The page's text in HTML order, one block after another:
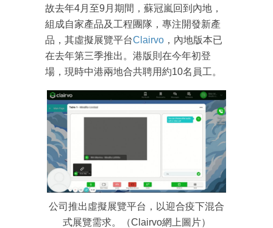
故去年4月至9月期間，蘇冠嵐回到內地，
組成自家產品及工程團隊，專注開發新產
品，其虛擬展覽平台Clairvo ，內地版本已
在去年第三季推出。港版則在今年初登
場，現時中港兩地合共聘用約10名員工。
公司推出虛擬展覽平台，以迎合疫下混合
式展覽需求。（Clairvo網上圖片）
成為 EJ Tech 會員
最新資訊（附創業懶人包）
箱！